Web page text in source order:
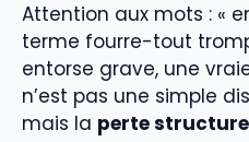
Attention aux mots : «
terme fourre-tout
entorse grave, une
n’est pas une simple
mais la perte